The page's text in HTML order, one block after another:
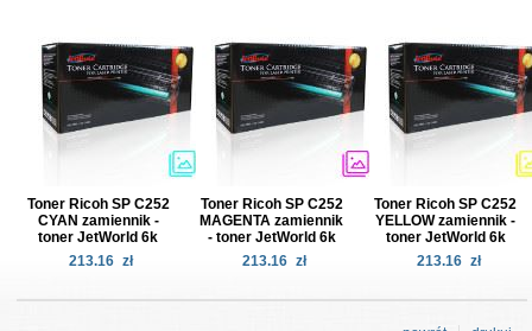
Toner Ricoh SP C252
CYAN zamiennik -
toner JetWorld 6k
213.16 zł
Toner Ricoh SP C252
MAGENTA zamiennik
- toner JetWorld 6k
213.16 zł
Toner Ricoh SP C252
YELLOW zamiennik -
toner JetWorld 6k
213.16 zł